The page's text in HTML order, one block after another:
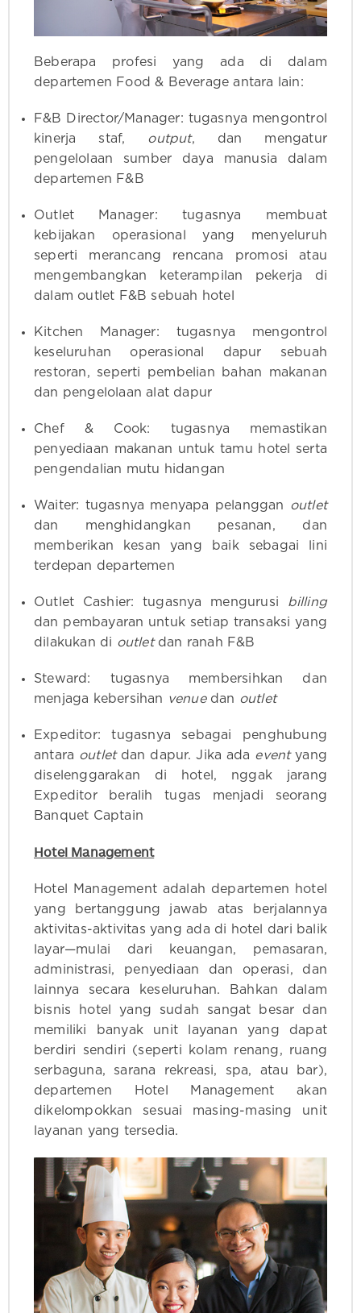
Beberapa profesi yang ada di dalam
departemen Food & Beverage antara lain:
F&B Director/Manager: tugasnya mengontrol
kinerja staf, output, dan mengatur
pengelolaan sumber daya manusia dalam
departemen F&B
Outlet Manager: tugasnya membuat
kebijakan operasional yang menyeluruh
seperti merancang rencana promosi atau
mengembangkan keterampilan pekerja di
dalam outlet F&B sebuah hotel
Kitchen Manager: tugasnya mengontrol
keseluruhan operasional dapur sebuah
restoran, seperti pembelian bahan makanan
dan pengelolaan alat dapur
Chef & Cook: tugasnya memastikan
penyediaan makanan untuk tamu hotel serta
pengendalian mutu hidangan
Waiter: tugasnya menyapa pelanggan outlet
dan menghidangkan pesanan, dan
memberikan kesan yang baik sebagai lini
terdepan departemen
Outlet Cashier: tugasnya mengurusi billing
dan pembayaran untuk setiap transaksi yang
dilakukan di outlet dan ranah F&B
Steward: tugasnya membersihkan dan
menjaga kebersihan venuedan outlet
Expeditor: tugasnya sebagai penghubung
antara outletdan dapur. Jika ada eventyang
diselenggarakan di hotel, nggak jarang
Expeditor beralih tugas menjadi seorang
Banquet Captain
Hotel Management
Hotel Management adalah departemen hotel
yang bertanggung jawab atas berjalannya
aktivitas-aktivitas yang ada di hotel dari balik
layar—mulai dari keuangan, pemasaran,
administrasi, penyediaan dan operasi, dan
lainnya secara keseluruhan. Bahkan dalam
bisnis hotel yang sudah sangat besar dan
memiliki banyak unit layanan yang dapat
berdiri sendiri (seperti kolam renang, ruang
serbaguna, sarana rekreasi, spa, atau bar),
departemen Hotel Management akan
dikelompokkan sesuai masing-masing unit
layanan yang tersedia.